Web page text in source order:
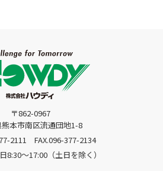
〒862-0967
本市南区流通団地1-8
2111
FAX.096-377-2134
8:30〜17:00（土日を除く）